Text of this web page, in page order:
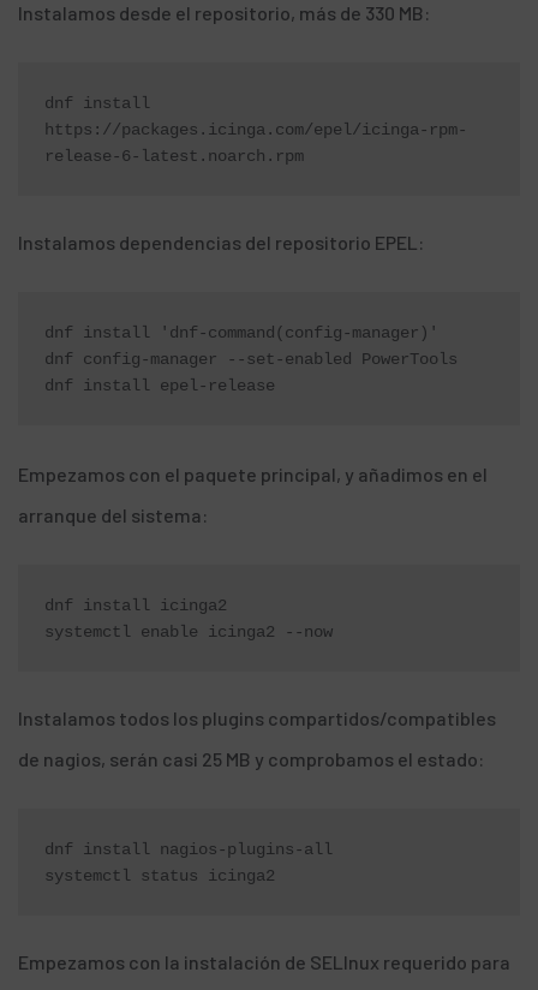
Instalamos desde el repositorio, más de 330 MB:
dnf install
https://packages.icinga.com/epel/icinga-rpm-
release-6-latest.noarch.rpm
Instalamos dependencias del repositorio EPEL:
dnf install 'dnf-command(config-manager)'
dnf config-manager --set-enabled PowerTools
dnf install epel-release
Empezamos con el paquete principal, y añadimos en el
arranque del sistema:
dnf install icinga2
systemctl enable icinga2 --now
Instalamos todos los plugins compartidos/compatibles
de nagios, serán casi 25 MB y comprobamos el estado:
dnf install nagios-plugins-all
systemctl status icinga2
Empezamos con la instalación de SELInux requerido para